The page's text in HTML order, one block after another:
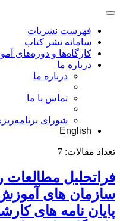
فهرست نشریات
سامانه نشر کتاب
کارگاه‌ها و دوره‌های
درباره ما
درباره ما
تماس با ما
شورای
English
تعداد مقالات: 7
فراتحلیل
سازمان های
پایان نامه های